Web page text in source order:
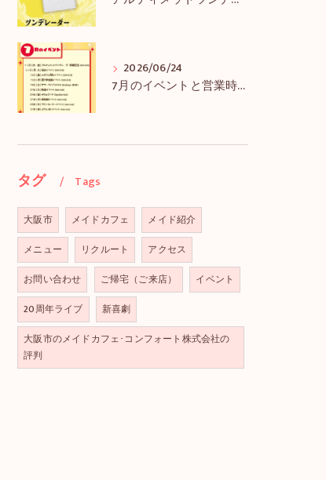
2026/06/24
7月のイベントと営業時間のお知らせ
タグ Tags
大阪市 メイドカフェ
メイド紹介
メニュー
リクルート
アクセス
お問い合わせ
ご帰宅（ご来店）
イベント
20周年ライブ
新喜劇
大阪市のメイドカフェ･コンフォート株式会社の
評判